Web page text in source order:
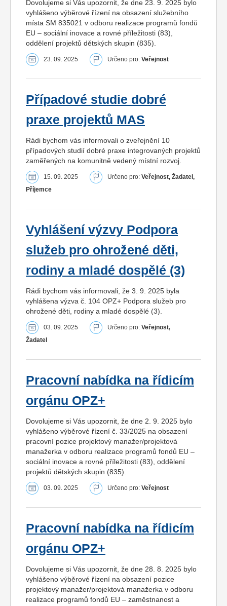
Dovolujeme si Vás upozornit, že dne 23. 9. 2025 bylo
vyhlášeno výběrové řízení na obsazení služebního
místa SM 835021 v odboru realizace programů fondů
EU – sociální inovace a rovné příležitosti (83),
oddělení projektů dětských skupin (835).
23. 09. 2025 Určeno pro: Veřejnost
Případové studie dobré
praxe projektů MAS
Rádi bychom vás informovali o zveřejnění 10
případových studií dobré praxe integrovaných projektů
zaměřených na komunitně vedený místní rozvoj.
15. 09. 2025 Určeno pro: Veřejnost, Žadatel,
Příjemce
Vyhlášení výzvy Podpora
služeb pro ohrožené děti,
rodiny a mladé dospělé (3)
Rádi bychom vás informovali, že 3. 9. 2025 byla
vyhlášena výzva č. 104 OPZ+ Podpora služeb pro
ohrožené děti, rodiny a mladé dospělé (3).
03. 09. 2025 Určeno pro: Veřejnost,
Žadatel
Pracovní nabídka na řídicím
orgánu OPZ+
Dovolujeme si Vás upozornit, že dne 2. 9. 2025 bylo
vyhlášeno výběrové řízení č. 33/2025 na obsazení
pracovní pozice projektový manažer/projektová
manažerka v odboru realizace programů fondů EU –
sociální inovace a rovné příležitosti (83), oddělení
projektů dětských skupin (835).
03. 09. 2025 Určeno pro: Veřejnost
Pracovní nabídka na řídicím
orgánu OPZ+
Dovolujeme si Vás upozornit, že dne 28. 8. 2025 bylo
vyhlášeno výběrové řízení na obsazení pozice
projektový manažer/projektová manažerka v odboru
realizace programů fondů EU – zaměstnanost a